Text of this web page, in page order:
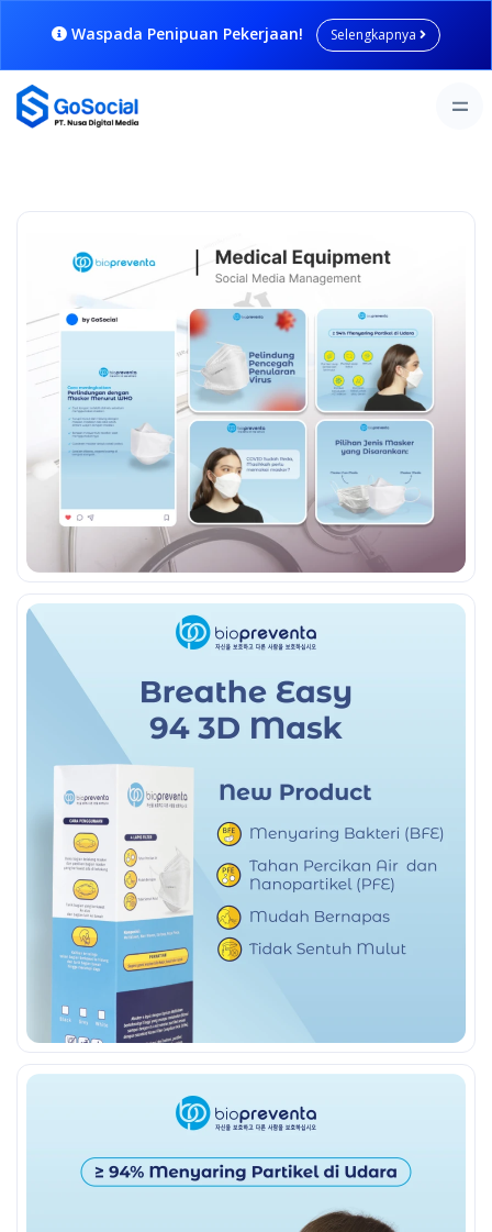
Waspada Penipuan Pekerjaan! Selengkapnya